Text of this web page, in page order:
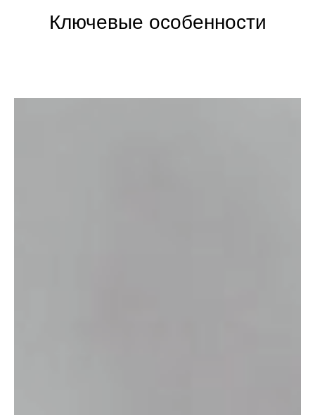
Ключевые особенности